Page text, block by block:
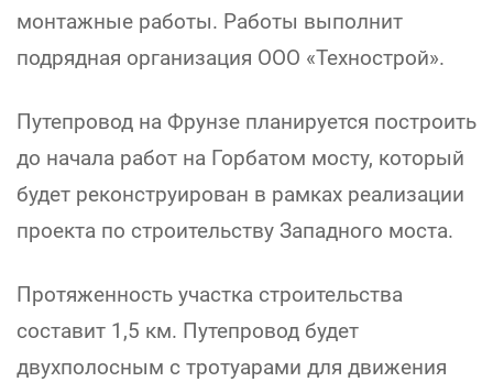
монтажные работы. Работы выполнит
подрядная организация ООО «Технострой».
Путепровод на Фрунзе планируется построить
до начала работ на Горбатом мосту, который
будет реконструирован в рамках реализации
проекта по строительству Западного моста.
Протяженность участка строительства
составит 1,5 км. Путепровод будет
двухполосным с тротуарами для движения